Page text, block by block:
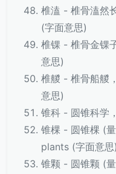
椎溘 - 椎骨溘然
(字面意思)
椎锞 - 椎骨金锞
意思)
椎艐 - 椎骨船艐
意思)
锥科 - 圆锥科学
锥棵 - 圆锥棵 (
plants (字面意思)
锥颗 - 圆锥颗 (